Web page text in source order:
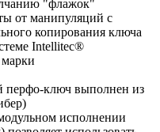
"флажок"
от манипуляций с
копирования ключа
Intellitec®
марки
ключ выполнен из
исполнении